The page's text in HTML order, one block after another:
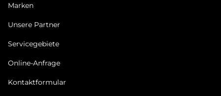
Marken
Unsere Partner
Servicegebiete
Online-Anfrage
Kontaktformular